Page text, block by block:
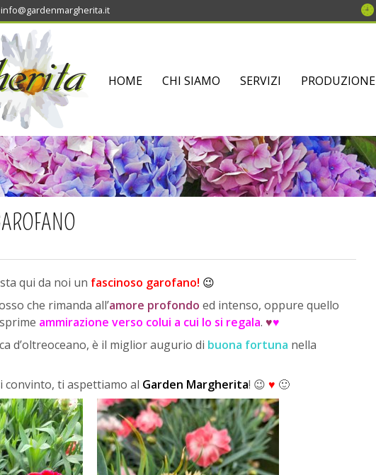
info@gardenmargherita.it
SKIP
HOME CHI SIAMO SERVIZI PRODUZIONE
qui da noi un fascinoso garofano! 😉
che rimanda all’amore profondo ed intenso, oppure quello
ammirazione verso colui a cui lo si regala. ♥♥
d’oltreoceano, è il miglior augurio di buona fortuna nella
convinto, ti aspettiamo al Garden Margherita! 😉 ♥ 🙂